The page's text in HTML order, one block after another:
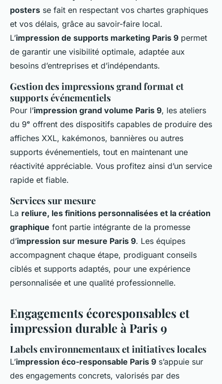
posters se fait en respectant vos chartes graphiques
et vos délais, grâce au savoir-faire local.
L’impression de supports marketing Paris 9 permet
de garantir une visibilité optimale, adaptée aux
besoins d’entreprises et d’indépendants.
Gestion des impressions grand format et
supports événementiels
Pour l’impression grand volume Paris 9, les ateliers
du 9ᵉ offrent des dispositifs capables de produire des
affiches XXL, kakémonos, bannières ou autres
supports événementiels, tout en maintenant une
réactivité appréciable. Vous profitez ainsi d’un service
rapide et fiable.
Services sur mesure
La reliure, les finitions personnalisées et la création
graphique font partie intégrante de la promesse
d’impression sur mesure Paris 9. Les équipes
accompagnent chaque étape, prodiguant conseils
ciblés et supports adaptés, pour une expérience
personnalisée et une qualité professionnelle.
Engagements écoresponsables et
impression durable à Paris 9
Labels environnementaux et initiatives locales
L’impression éco-responsable Paris 9 s’appuie sur
des engagements concrets, valorisés par des